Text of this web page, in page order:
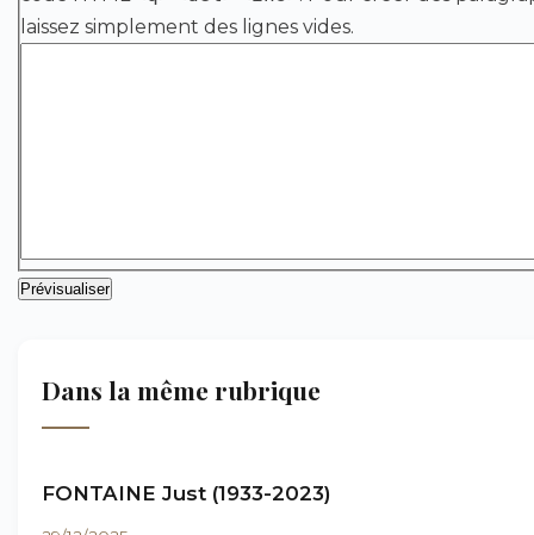
laissez simplement des lignes vides.
Dans la même rubrique
FONTAINE Just (1933-2023)